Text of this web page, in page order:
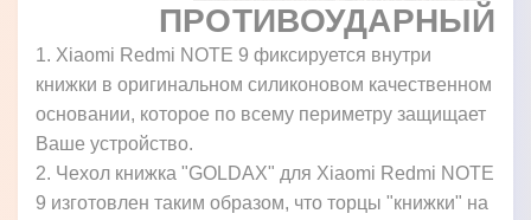
ПРОТИВОУДАРНЫЙ
1. Xiaomi Redmi NOTE 9 фиксируется внутри
книжки в оригинальном силиконовом качественном
основании, которое по всему периметру защищает
Ваше устройство.
2. Чехол книжка "GOLDAX" для Xiaomi Redmi NOTE
9 изготовлен таким образом, что торцы "книжки" на